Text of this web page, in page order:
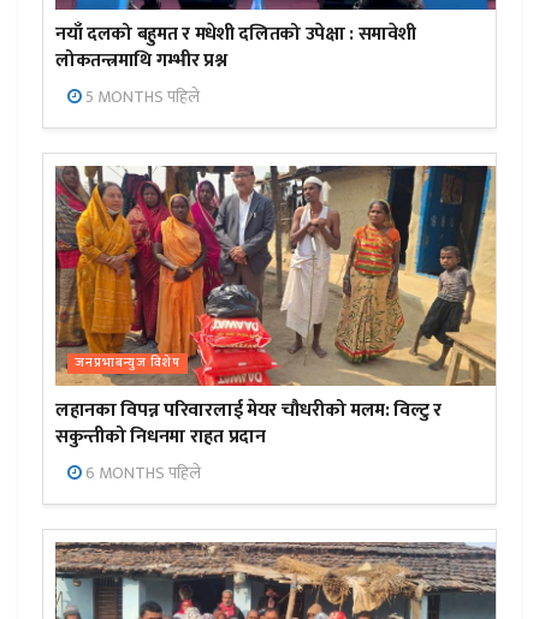
नयाँ दलको बहुमत र मधेशी दलितको उपेक्षा : समावेशी
लोकतन्त्रमाथि गम्भीर प्रश्न
5 MONTHS पहिले
जनप्रभाबन्युज विशेष
लहानका विपन्न परिवारलाई मेयर चौधरीको मलम: विल्टु र
सकुन्तीको निधनमा राहत प्रदान
6 MONTHS पहिले